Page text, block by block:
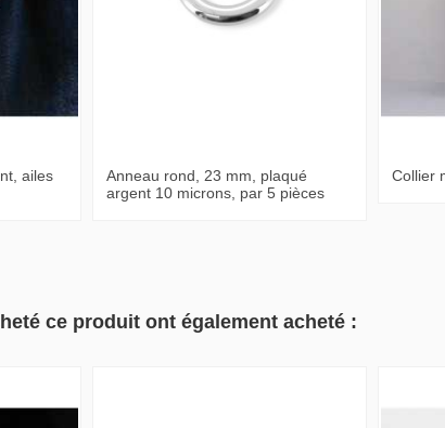
ailes
Anneau rond, 23 mm, plaqué
argent 10 microns, par 5 pièces
Collier
ce produit ont également acheté :